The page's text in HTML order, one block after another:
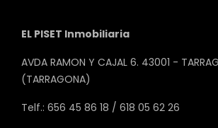
EL PISET Inmobiliaria
AVDA RAMON Y CAJAL 6. 43001 -
(TARRAGONA)
Telf.: 656 45 86 18 / 618 05 62 26